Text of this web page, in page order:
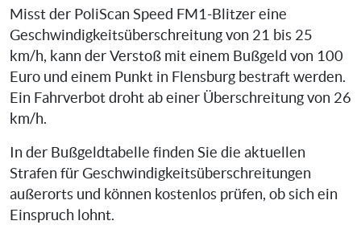
Misst der PoliScan Speed FM1-Blitzer eine
Geschwindigkeitsüberschreitung von 21 bis 25
km/h, kann der Verstoß mit einem Bußgeld von 100
Euro und einem Punkt in Flensburg bestraft werden.
Ein Fahrverbot droht ab einer Überschreitung von 26
km/h.
In der Bußgeldtabelle finden Sie die aktuellen
Strafen für Geschwindigkeitsüberschreitungen
außerorts und können kostenlos prüfen, ob sich ein
Einspruch lohnt.